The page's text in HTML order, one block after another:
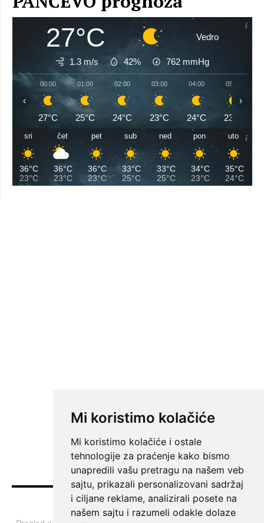
Mi koristimo kolačiće
Mi koristimo kolačiće i ostale
tehnologije za praćenje kako bismo
unapredili vašu pretragu na našem veb
sajtu, prikazali personalizovani sadržaj
i ciljane reklame, analizirali posete na
našem sajtu i razumeli odakle dolaze
27°C Vedro
1.3 m/s 42% 762 mmHg
00:00
27°C
01:00
25°C
02:00
24°C
03:00
23°C
04:00
24°C
05:00
23°C
‹ ›
sri
36°C
23°C
čet
36°C
23°C
pet
36°C
23°C
sub
33°C
25°C
ned
33°C
25°C
pon
34°C
23°C
uto
35°C
24°C
Vesti